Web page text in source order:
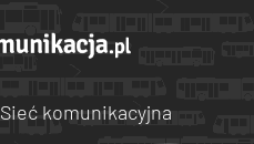
Sieć komunikacyjna